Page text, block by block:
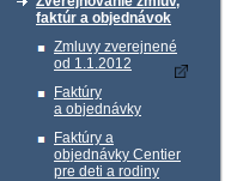
faktúr a objednávok
Zmluvy zverejnené
od 1.1.2012
Faktúry
a objednávky
Faktúry a
objednávky Centier
pre deti a rodiny